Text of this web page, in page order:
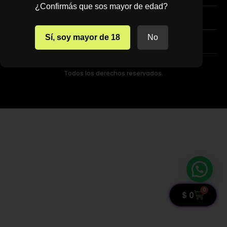
$ 0 0
TERMINOS Y CONDICIONES
Todos los derechos reservados.
¿Confirmás que sos mayor de edad?
Sí, soy mayor de 18 No